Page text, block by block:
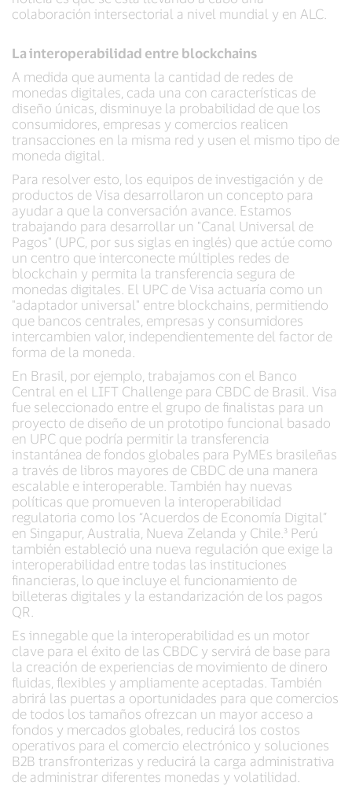
colaboración intersectorial a nivel mundial y en ALC.
La interoperabilidad entre blockchains
A medida que aumenta la cantidad de redes de
monedas digitales, cada una con características de
diseño únicas, disminuye la probabilidad de que los
consumidores, empresas y comercios realicen
transacciones en la misma red y usen el mismo tipo de
moneda digital.
Para resolver esto, los equipos de investigación y de
productos de Visa desarrollaron un concepto para
ayudar a que la conversación avance. Estamos
trabajando para desarrollar un "Canal Universal de
Pagos" (UPC, por sus siglas en inglés) que actúe como
un centro que interconecte múltiples redes de
blockchain y permita la transferencia segura de
monedas digitales. El UPC de Visa actuaría como un
"adaptador universal" entre blockchains, permitiendo
que bancos centrales, empresas y consumidores
intercambien valor, independientemente del factor de
forma de la moneda.
En Brasil, por ejemplo, trabajamos con el Banco
Central en el LIFT Challenge para CBDC de Brasil. Visa
fue seleccionado entre el grupo de finalistas para un
proyecto de diseño de un prototipo funcional basado
en UPC que podría permitir la transferencia
instantánea de fondos globales para PyMEs brasileñas
a través de libros mayores de CBDC de una manera
escalable e interoperable. También hay nuevas
políticas que promueven la interoperabilidad
regulatoria como los “Acuerdos de Economía Digital”
en Singapur, Australia, Nueva Zelanda y Chile.³ Perú
también estableció una nueva regulación que exige la
interoperabilidad entre todas las instituciones
financieras, lo que incluye el funcionamiento de
billeteras digitales y la estandarización de los pagos
QR.
Es innegable que la interoperabilidad es un motor
clave para el éxito de las CBDC y servirá de base para
la creación de experiencias de movimiento de dinero
fluidas, flexibles y ampliamente aceptadas. También
abrirá las puertas a oportunidades para que comercios
de todos los tamaños ofrezcan un mayor acceso a
fondos y mercados globales, reducirá los costos
operativos para el comercio electrónico y soluciones
B2B transfronterizas y reducirá la carga administrativa
de administrar diferentes monedas y volatilidad.